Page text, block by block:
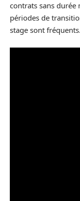
contrats sans
périodes de
stage sont fréquents.